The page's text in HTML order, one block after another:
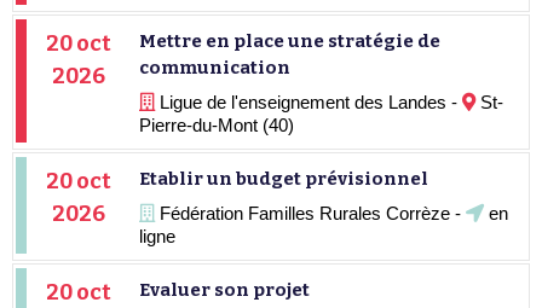
20 oct
2026
Mettre en place une stratégie de
communication
Ligue de l'enseignement des Landes -
St-
Pierre-du-Mont (40)
20 oct
2026
Etablir un budget prévisionnel
Fédération Familles Rurales Corrèze -
en
ligne
20 oct
Evaluer son projet